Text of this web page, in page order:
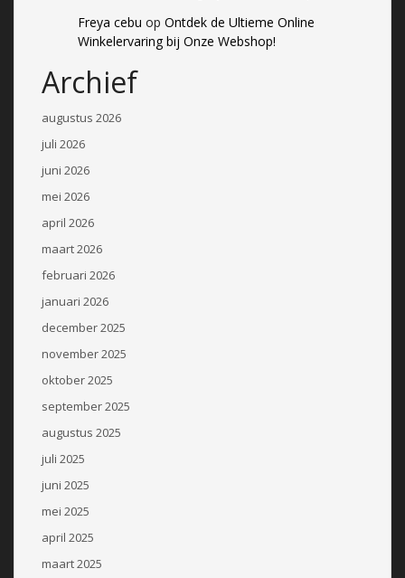
Freya cebu op Ontdek de Ultieme Online
Winkelervaring bij Onze Webshop!
Archief
augustus 2026
juli 2026
juni 2026
mei 2026
april 2026
maart 2026
februari 2026
januari 2026
december 2025
november 2025
oktober 2025
september 2025
augustus 2025
juli 2025
juni 2025
mei 2025
april 2025
maart 2025